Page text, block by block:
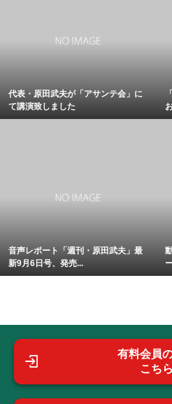
代表・原田武夫が「アサンテ会」に
て講演致しました
音声レポート「週刊・原田武夫」最
新9月6日号、発売...
有料会員
こちら